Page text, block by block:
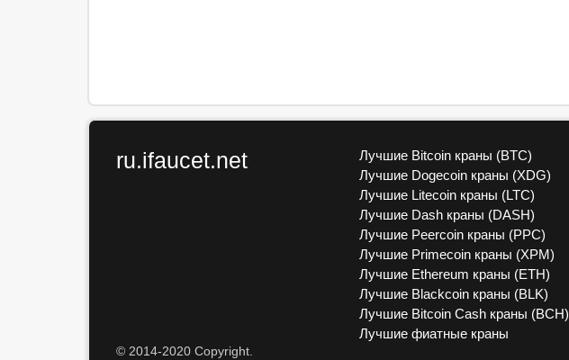
ru.ifaucet.net
Лучшие Bitcoin краны (BTC)
Лучшие Dogecoin краны (XDG)
Лучшие Litecoin краны (LTC)
Лучшие Dash краны (DASH)
Лучшие Peercoin краны (PPC)
Лучшие Primecoin краны (XPM)
Лучшие Ethereum краны (ETH)
Лучшие Blackcoin краны (BLK)
Лучшие Bitcoin Cash краны (BCH)
Лучшие фиатные краны
© 2014-2020 Copyright.